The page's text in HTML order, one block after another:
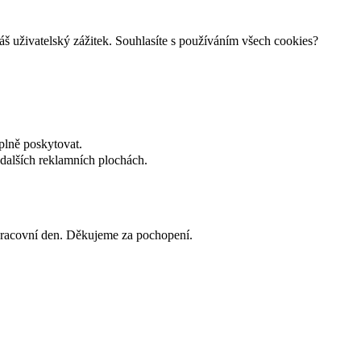
uživatelský zážitek. Souhlasíte s používáním všech cookies?
poskytovat.
reklamních plochách.
den. Děkujeme za pochopení.